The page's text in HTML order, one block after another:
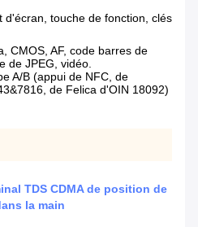
d'écran, touche de fonction, clés
CMOS, AF, code barres de
de JPEG, vidéo.
A/B (appui de NFC, de
de Felica d'OIN 18092)
TDS CDMA de position de
la main